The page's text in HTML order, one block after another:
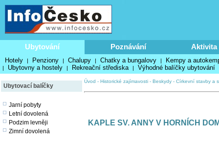
Ubytování Poznávání Aktivita
Hotely | Penziony | Chalupy | Chatky a bungalovy | Kempy a
| Ubytovny a hostely | Rekreační střediska | Výhodné balíčky ubytování
Ubytovací balíčky
Jarní pobyty
Letní dovolená
Podzim levněji
Zimní dovolená
Úvod - Historické zajímavosti - Beskydy - Církevní stavby a
KAPLE SV. ANNY V HORNÍCH